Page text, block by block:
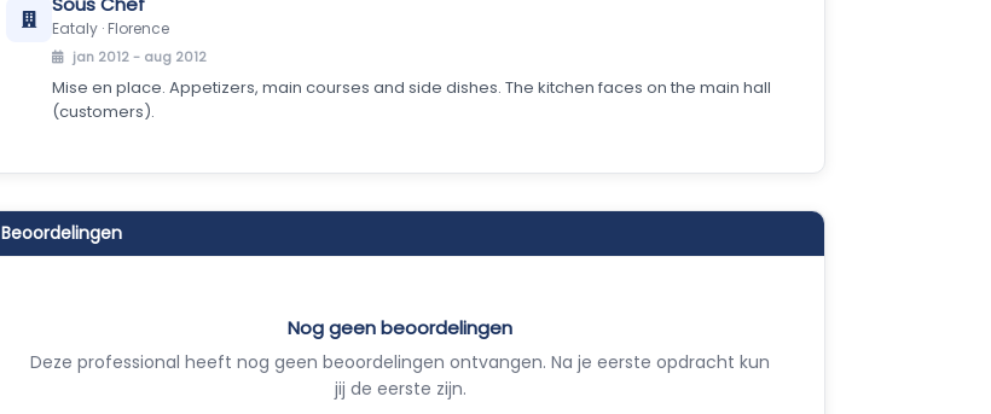
Eataly · Florence
jan 2012 - aug 2012
Mise en place. Appetizers, main courses and side dishes. The kitchen faces on the main hall
(customers).
Beoordelingen
Nog geen beoordelingen
Deze professional heeft nog geen beoordelingen ontvangen. Na je eerste opdracht kun
jij de eerste zijn.